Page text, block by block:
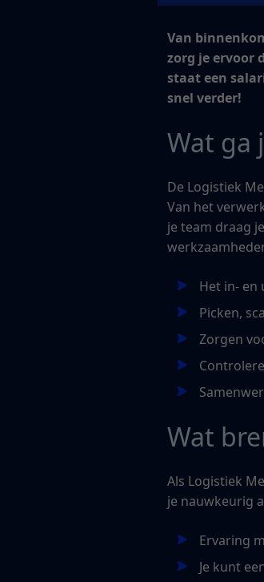
Van
zorg je ervoor
staat een
snel verder!
Wat ga
De Logistiek
Van het
je team draag
Het in- en
Picken,
Zorgen
Wat
Als Logistiek
je nauwkeurig
Ervaring
Je kunt